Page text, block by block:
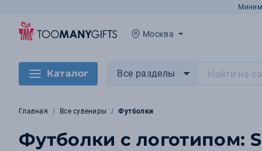
Москва
Каталог Все разделы
Главная Все сувениры Футболки
Футболки с логотипом: